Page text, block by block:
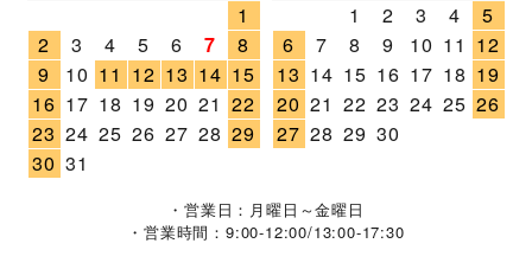
1
2
3 4 5 6 7
8
9
10 11 12 13 14 15
16 17 18 19 20 21 22
23 24 25 26 27 28 29
30 31
1
2 3 4
5
6
7 8 9 10 11 12
13 14 15 16 17 18 19
20 21 22 23 24 25 26
27 28 29 30
・営業日：月曜日～金曜日
・営業時間：9:00-12:00/13:00-17:30